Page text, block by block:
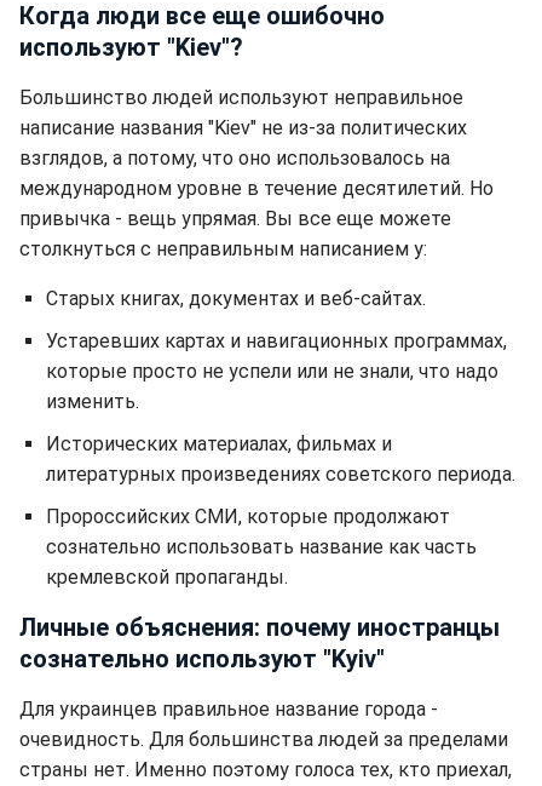
Когда люди все еще ошибочно
используют "Kiev"?
Большинство людей используют неправильное
написание названия "Kiev" не из-за политических
взглядов, а потому, что оно использовалось на
международном уровне в течение десятилетий. Но
привычка - вещь упрямая. Вы все еще можете
столкнуться с неправильным написанием у:
Старых книгах, документах и веб-сайтах.
Устаревших картах и навигационных программах,
которые просто не успели или не знали, что надо
изменить.
Исторических материалах, фильмах и
литературных произведениях советского периода.
Пророссийских СМИ, которые продолжают
сознательно использовать название как часть
кремлевской пропаганды.
Личные объяснения: почему иностранцы
сознательно используют "Kyiv"
Для украинцев правильное название города -
очевидность. Для большинства людей за пределами
страны нет. Именно поэтому голоса тех, кто приехал,